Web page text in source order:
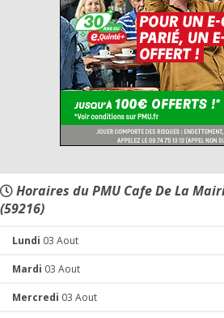
Horaires du PMU Cafe De La
(59216)
Lundi 03 Aout
Mardi 03 Aout
Mercredi 03 Aout